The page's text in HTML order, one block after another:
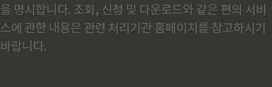
을 명시합니다. 조회, 신청 및 다운로드와 같은 편의 서비
스에 관한 내용은 관련 처리기관 홈페이지를 참고하시기
바랍니다.